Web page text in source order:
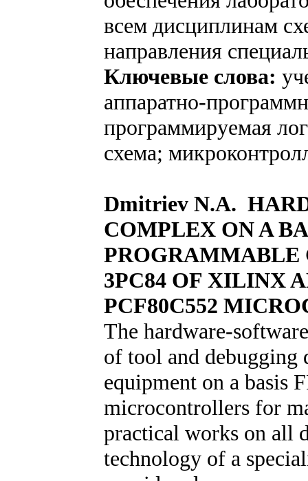
всем дисциплинам
направления
Ключевые слова:
аппаратно-
программируемая
схема;
Dmitriev N.A.
COMPLEX ON A
PROGRAMMABLE
3PC84 OF XILINX
PCF80С552
The hardware-
of tool and
equipment on a basis
microcontrollers for
practical works on all
technology of a